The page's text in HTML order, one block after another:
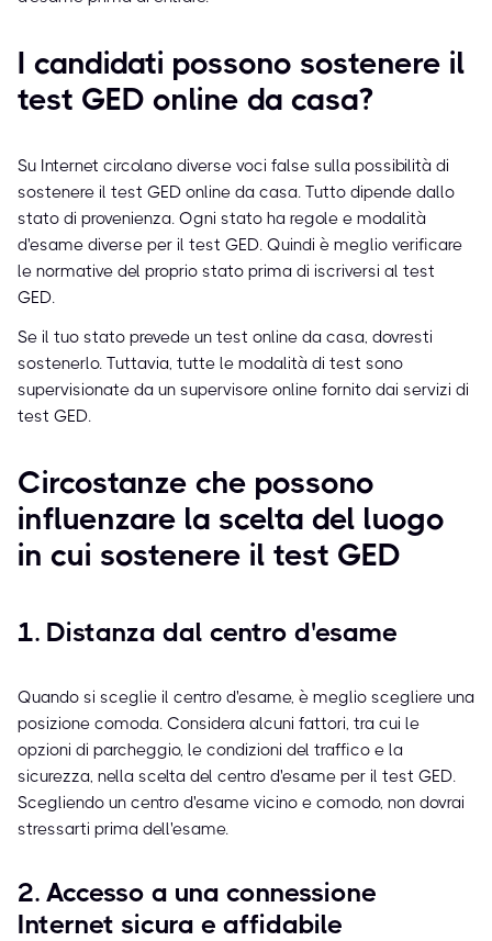
I candidati possono sostenere il
test GED online da casa?
Su Internet circolano diverse voci false sulla possibilità di
sostenere il test GED online da casa. Tutto dipende dallo
stato di provenienza. Ogni stato ha regole e modalità
d'esame diverse per il test GED. Quindi è meglio verificare
le normative del proprio stato prima di iscriversi al test
GED.
Se il tuo stato prevede un test online da casa, dovresti
sostenerlo. Tuttavia, tutte le modalità di test sono
supervisionate da un supervisore online fornito dai servizi di
test GED.
Circostanze che possono
influenzare la scelta del luogo
in cui sostenere il test GED
1. Distanza dal centro d'esame
Quando si sceglie il centro d'esame, è meglio scegliere una
posizione comoda. Considera alcuni fattori, tra cui le
opzioni di parcheggio, le condizioni del traffico e la
sicurezza, nella scelta del centro d'esame per il test GED.
Scegliendo un centro d'esame vicino e comodo, non dovrai
stressarti prima dell'esame.
2. Accesso a una connessione
Internet sicura e affidabile